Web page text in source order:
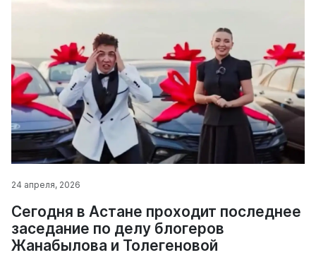
24 апреля, 2026
Сегодня в Астане проходит последнее
заседание по делу блогеров
Жанабылова и Толегеновой